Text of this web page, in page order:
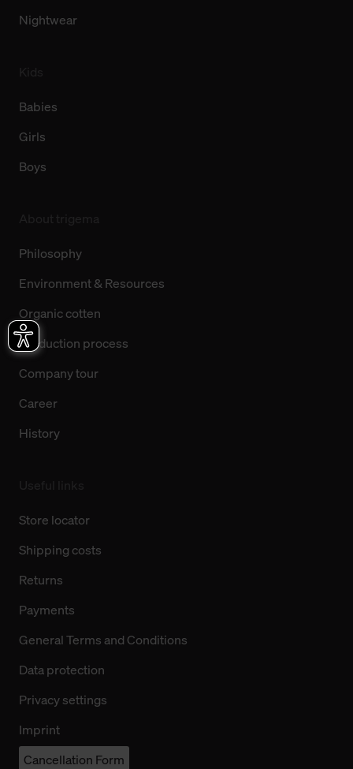
Nightwear
Babies
Girls
Boys
Philosophy
Environment & Resources
Organic cotten
Production process
Company tour
Career
History
Store locator
Shipping costs
Returns
Payments
General Terms and Conditions
Data protection
Privacy settings
Imprint
Cancellation Form